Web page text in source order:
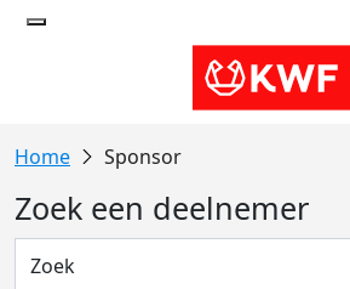
Sponsor
Zoek een deelnemer